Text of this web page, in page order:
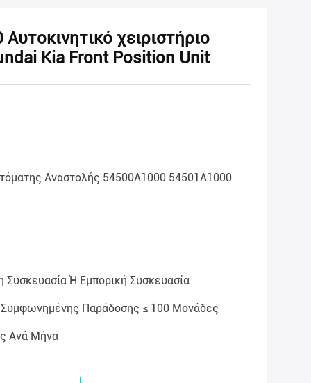
χειριστήριο
Kia Front Position Unit
Αναστολής 54500A1000 54501A1000
Ή Εμπορική Συσκευασία
Παράδοσης ≤ 100 Μονάδες
Ανά Μήνα